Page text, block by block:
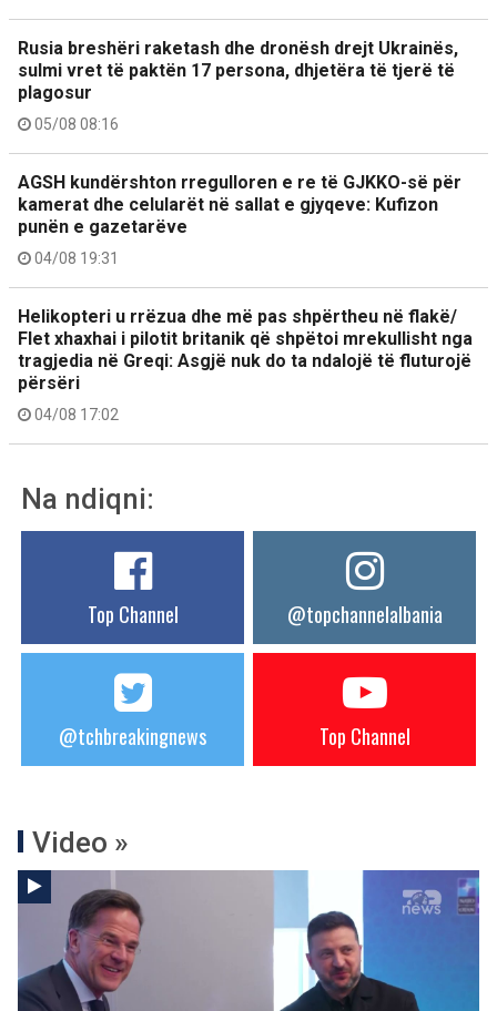
Rusia breshëri raketash dhe dronësh drejt Ukrainës,
sulmi vret të paktën 17 persona, dhjetëra të tjerë të
plagosur
05/08 08:16
AGSH kundërshton rregulloren e re të GJKKO-së për
kamerat dhe celularët në sallat e gjyqeve: Kufizon
punën e gazetarëve
04/08 19:31
Helikopteri u rrëzua dhe më pas shpërtheu në flakë/
Flet xhaxhai i pilotit britanik që shpëtoi mrekullisht nga
tragjedia në Greqi: Asgjë nuk do ta ndalojë të fluturojë
përsëri
04/08 17:02
Na ndiqni:
Top Channel @topchannelalbania
@tchbreakingnews Top Channel
Video »